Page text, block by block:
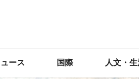
ース 国際 人文・